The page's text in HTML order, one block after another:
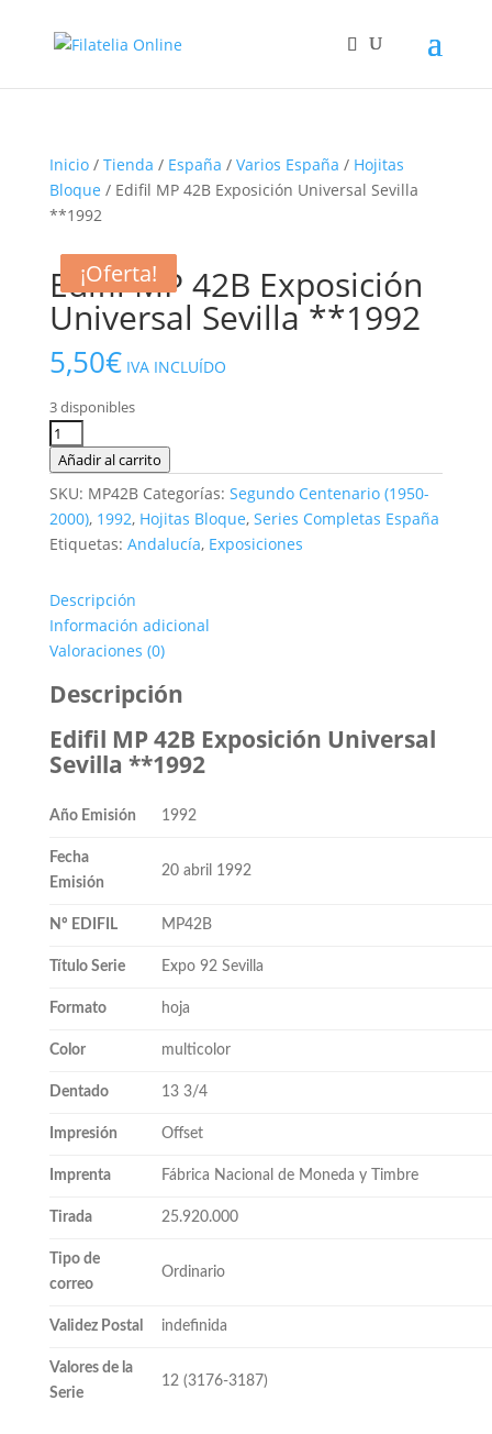
Inicio/ Tienda / España / Varios España / Hojitas
Bloque / Edifil MP 42B Exposición Universal Sevilla
**1992
Edifil MP 42B Exposición
Universal Sevilla **1992
5,50€ IVA INCLUÍDO
3 disponibles
Edifil
MP
Universal
Sevilla
cantidad
Añadir al carrito
SKU: MP42B Categorías: Segundo Centenario (1950-
2000), 1992, Hojitas Bloque, Series Completas España
Etiquetas: Andalucía, Exposiciones
Descripción
Información adicional
Valoraciones (0)
Descripción
Edifil MP 42B Exposición Universal
Sevilla **1992
Año Emisión 1992
Fecha
Emisión
20 abril 1992
Nº EDIFIL MP42B
Título Serie Expo 92 Sevilla
Formato hoja
Color multicolor
Dentado 13 3/4
Impresión Offset
Imprenta Fábrica Nacional de Moneda y Timbre
Tirada 25.920.000
Tipo de
correo
Ordinario
Validez Postal indefinida
Valores de la
Serie
12 (3176-3187)
¡Oferta!
¡Oferta!
¡Oferta!